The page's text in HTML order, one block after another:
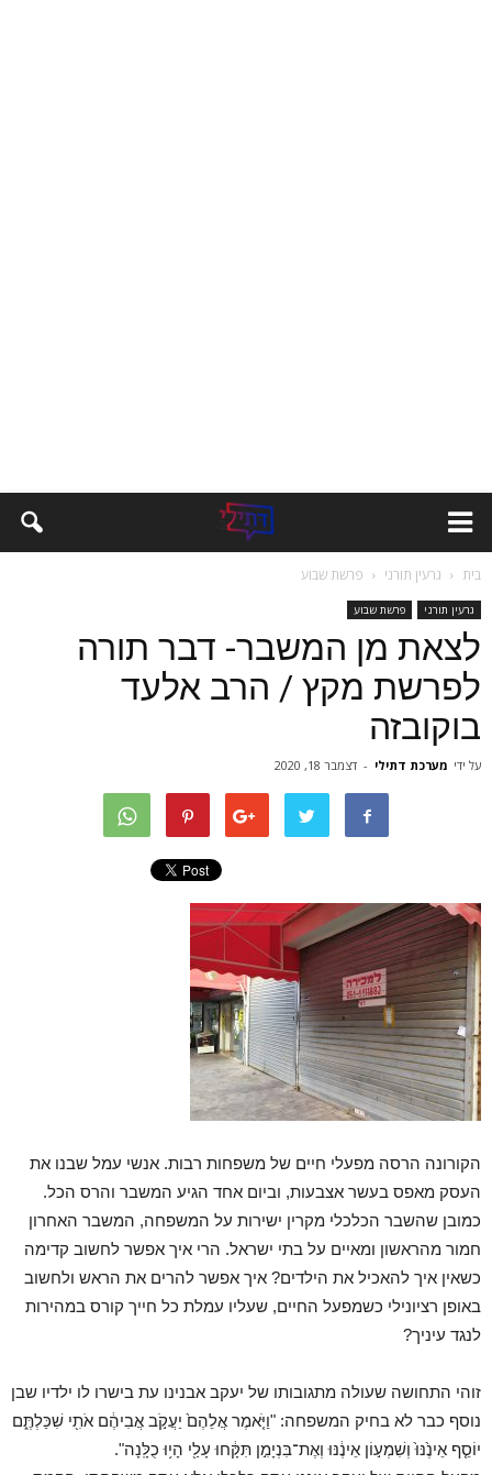
בית גרעין תורני פרשת שבוע
גרעין תורני פרשת שבוע
לצאת מן המשבר- דבר תורה
לפרשת מקץ / הרב אלעד
בוקובזה
על ידי מערכת דתילי - דצמבר 18, 2020
הקורונה הרסה מפעלי חיים של משפחות רבות. אנשי עמל שבנו את
העסק מאפס בעשר אצבעות, וביום אחד הגיע המשבר והרס הכל.
כמובן שהשבר הכלכלי מקרין ישירות על המשפחה, המשבר האחרון
חמור מהראשון ומאיים על בתי ישראל. הרי איך אפשר לחשוב קדימה
כשאין איך להאכיל את הילדים? איך אפשר להרים את הראש ולחשוב
באופן רציונילי כשמפעל החיים, שעליו עמלת כל חייך קורס במהירות
לנגד עיניך?
זוהי התחושה שעולה מתגובותו של יעקב אבנינו עת בישרו לו ילדיו שבן
נוסף כבר לא בחיק המשפחה: "וַיֹּ֤אמֶר אֲלֵהֶם֙ יַעֲקֹ֣ב אֲבִיהֶ֔ם אֹתִ֖י שִׁכַּלְתֶּ֑ם
יוֹסֵ֤ף אֵינֶ֙נּוּ֙ וְשִׁמְע֣וֹן אֵינֶ֔נּוּ וְאֶת־בִּנְיָמִ֣ן תִּקָּ֔חוּ עָלַ֖י הָי֥וּ כֻלָּֽנָה".